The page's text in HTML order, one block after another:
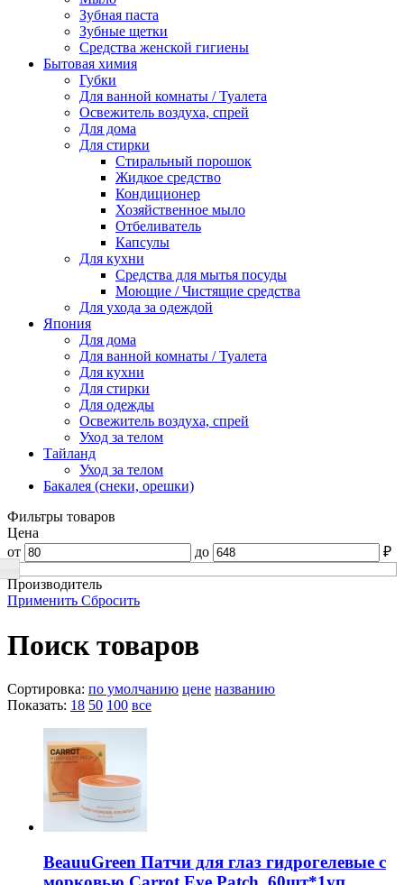
Зубная паста
Зубные щетки
Средства женской гигиены
Бытовая химия
Губки
Для ванной комнаты / Туалета
Освежитель воздуха, спрей
Для дома
Для стирки
Стиральный порошок
Жидкое средство
Кондиционер
Хозяйственное мыло
Отбеливатель
Капсулы
Для кухни
Средства для мытья посуды
Моющие / Чистящие средства
Для ухода за одеждой
Япония
Для дома
Для ванной комнаты / Туалета
Для кухни
Для стирки
Для одежды
Освежитель воздуха, спрей
Уход за телом
Тайланд
Уход за телом
Бакалея (снеки, орешки)
Фильтры товаров
Цена
от
до ₽
Производитель
Применить Сбросить
Поиск товаров
Сортировка: по умолчанию цене названию
Показать: 18 50 100 все
BeauuGreen Патчи для глаз гидрогелевые с